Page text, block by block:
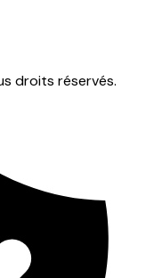
droits réservés.